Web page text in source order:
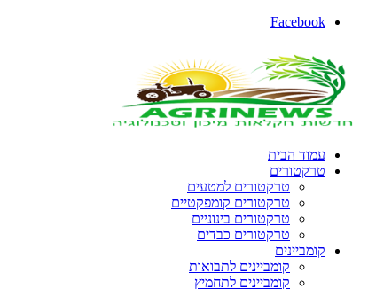
Facebook
עמוד הבית
טרקטורים
טרקטורים למטעים
טרקטורים קומפקטיים
טרקטורים בינוניים
טרקטורים כבדים
קומביינים
קומביינים לתבואות
קומביינים לתחמיץ